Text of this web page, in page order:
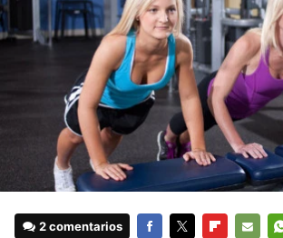
2 comentarios